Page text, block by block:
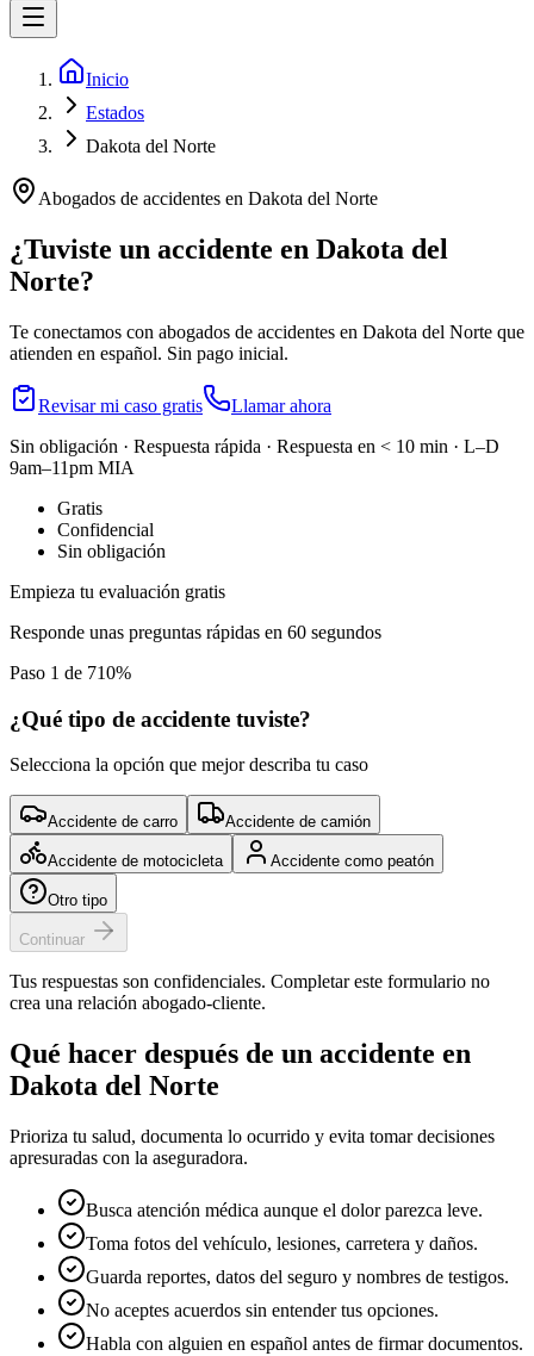
Inicio
Estados
Dakota del Norte
Abogados de accidentes en Dakota del Norte
¿Tuviste un accidente en Dakota del
Norte?
Te conectamos con abogados de accidentes en Dakota del Norte que
atienden en español. Sin pago inicial.
Revisar mi caso gratis
Llamar ahora
Sin obligación · Respuesta rápida · Respuesta en < 10 min · L–D
9am–11pm MIA
Gratis
Confidencial
Sin obligación
Empieza tu evaluación gratis
Responde unas preguntas rápidas en 60 segundos
Paso 1 de 710%
¿Qué tipo de accidente tuviste?
Selecciona la opción que mejor describa tu caso
Accidente de carro Accidente de camión
Accidente de motocicleta Accidente como peatón
Otro tipo
Continuar
Tus respuestas son confidenciales. Completar este formulario no
crea una relación abogado-cliente.
Qué hacer después de un accidente en
Dakota del Norte
Prioriza tu salud, documenta lo ocurrido y evita tomar decisiones
apresuradas con la aseguradora.
Busca atención médica aunque el dolor parezca leve.
Toma fotos del vehículo, lesiones, carretera y daños.
Guarda reportes, datos del seguro y nombres de testigos.
No aceptes acuerdos sin entender tus opciones.
Habla con alguien en español antes de firmar documentos.